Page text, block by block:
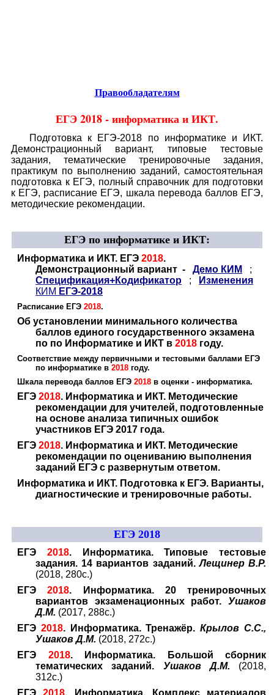
Правообладателям
ЕГЭ 2018 - информатика и ИКТ.
Подготовка к ЕГЭ-2018 по информатике и ИКТ.
Демонстрационный вариант, типовые тестовые
задания, тематические тренировочные задания,
практикум по выполнению заданий, самостоятельная
подготовка к ЕГЭ, полный справочник для подготовки
к ЕГЭ, расписание ЕГЭ, шкала перевода баллов ЕГЭ,
методические рекомендации.
ЕГЭ по информатике и ИКТ:
Информатика и ИКТ. ЕГЭ 2018.
Демонстрационный вариант -
Демо КИМ
;
Спецификация+Кодификатор ;
Изменения
КИМ ЕГЭ-2018
Расписание ЕГЭ 2018.
Об установлении минимального количества
баллов единого государственного экзамена
по по Информатике и ИКТ в 2018 году.
Соответствие между первичными и тестовыми баллами ЕГЭ
по информатике в 2018 году.
Шкала перевода баллов ЕГЭ 2018 в оценки - информатика.
ЕГЭ 2018. Информатика и ИКТ. Методические
рекомендации для учителей, подготовленные
на основе анализа типичных ошибок
участников ЕГЭ 2017 года.
ЕГЭ 2018. Информатика и ИКТ. Методические
рекомендации по оцениванию выполнения
заданий ЕГЭ с развернутым ответом.
Информатика и ИКТ. Подготовка к ЕГЭ. Варианты,
диагностические и тренировочные работы.
ЕГЭ 2018
ЕГЭ 2018. Информатика. Типовые тестовые
задания. 14 вариантов заданий.Лещинер В.Р.
(2018, 280с.)
ЕГЭ2018. Информатика. 20 тренировочных
вариантов экзаменационных работ. Ушаков
Д.М. (2017, 288с.)
ЕГЭ 2018. Информатика. Тренажёр.Крылов С.С.,
Ушаков Д.М. (2018, 272с.)
ЕГЭ 2018. Информатика. Большой сборник
тематических заданий. Ушаков Д.М. (2018,
312с.)
ЕГЭ2018. Информатика. Комплекс материалов